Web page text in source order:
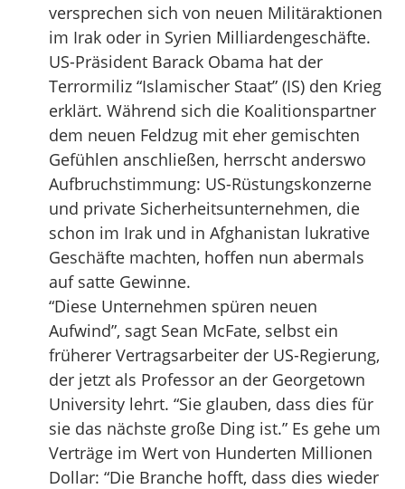
versprechen sich von neuen Militäraktionen
im Irak oder in Syrien Milliardengeschäfte.
US-Präsident Barack Obama hat der
Terrormiliz “Islamischer Staat” (IS) den Krieg
erklärt. Während sich die Koalitionspartner
dem neuen Feldzug mit eher gemischten
Gefühlen anschließen, herrscht anderswo
Aufbruchstimmung: US-Rüstungskonzerne
und private Sicherheitsunternehmen, die
schon im Irak und in Afghanistan lukrative
Geschäfte machten, hoffen nun abermals
auf satte Gewinne.
“Diese Unternehmen spüren neuen
Aufwind”, sagt Sean McFate, selbst ein
früherer Vertragsarbeiter der US-Regierung,
der jetzt als Professor an der Georgetown
University lehrt. “Sie glauben, dass dies für
sie das nächste große Ding ist.” Es gehe um
Verträge im Wert von Hunderten Millionen
Dollar: “Die Branche hofft, dass dies wieder